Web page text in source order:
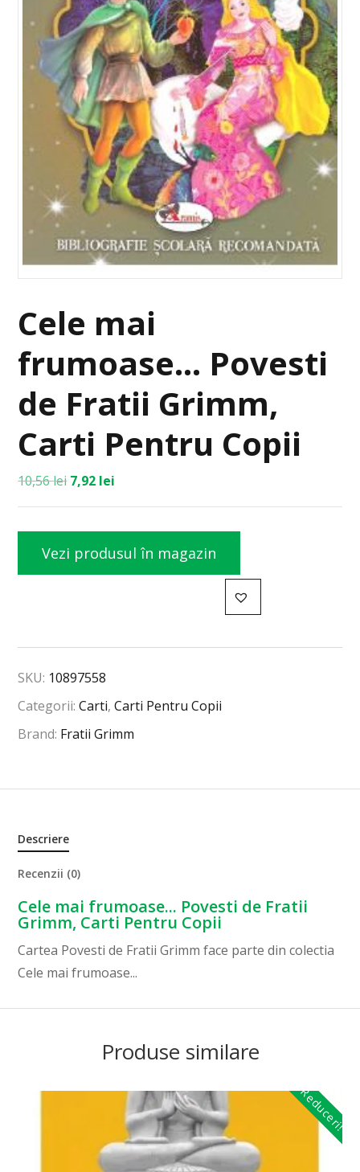
Cele mai
frumoase… Povesti
de Fratii Grimm,
Carti Pentru Copii
10,56lei 7,92 lei
Vezi produsul în magazin
SKU: 10897558
Categorii:Carti,Carti Pentru Copii
Brand: Fratii Grimm
Descriere
Recenzii (0)
Cele mai frumoase... Povesti de Fratii
Grimm, Carti Pentru Copii
Cartea Povesti de Fratii Grimm face parte din colectia
Cele mai frumoase...
Produse similare
Reduceri!